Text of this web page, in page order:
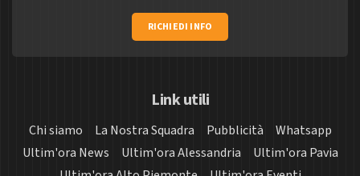
RICHIEDI INFO
Link utili
Chi siamo La Nostra Squadra Pubblicità
Whatsapp
Ultim'ora News
Ultim'ora Alessandria
Ultim'ora Pavia